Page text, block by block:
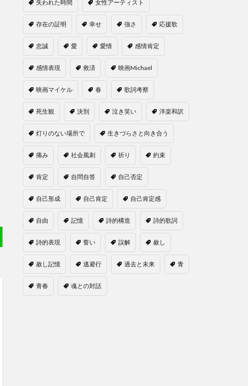
失われた時間 女性アーティスト
存在の証明 幸せ 強さ 応援歌
忠誠 愛 愛情 感情肯定
感情表現 救済 映画Michael
映画マイケル 春 歌詞考察
死生観 決別 泣き笑い 洋楽和訳
灯りのない場所で 生きづらさと向き合う
痛み 社会風刺 祈り 約束
肯定 自問自答 自己否定
自己形成 自己肯定 自己肯定感
自由 記憶 詩的構造 詩的歌詞
詩的表現 誓い 誤解 赦し
赦し記憶 逃避行 過去と未来 青
青春 魂との対話